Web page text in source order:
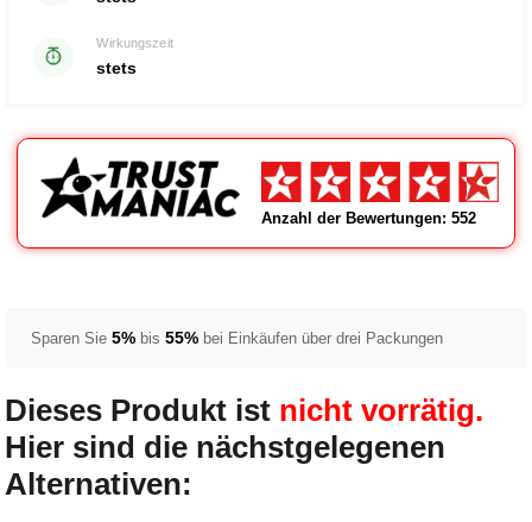
Wirkungszeit
stets
Anzahl der Bewertungen: 552
Sparen Sie5% bis55% bei Einkäufen über drei Packungen
Dieses Produkt ist nicht vorrätig.
Hier sind die nächstgelegenen
Alternativen: